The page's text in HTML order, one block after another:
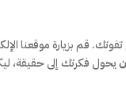
قم بزيارة موقعنا
يحول فكرتك إلى حقيقة،